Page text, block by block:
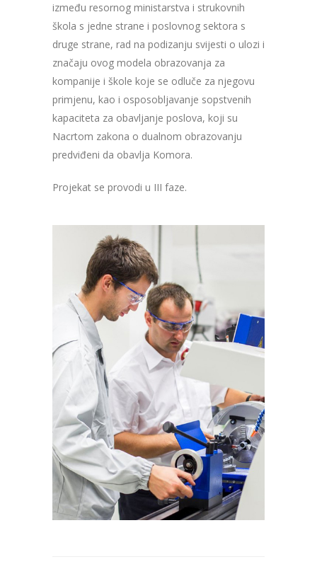
između resornog ministarstva i strukovnih
škola s jedne strane i poslovnog sektora s
druge strane, rad na podizanju svijesti o ulozi i
značaju ovog modela obrazovanja za
kompanije i škole koje se odluče za njegovu
primjenu, kao i osposobljavanje sopstvenih
kapaciteta za obavljanje poslova, koji su
Nacrtom zakona o dualnom obrazovanju
predviđeni da obavlja Komora.
Projekat se provodi u III faze.